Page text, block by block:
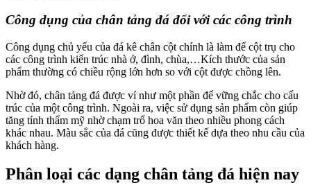
Công dụng của chân tảng đá đối với các công trình
Công dụng chủ yếu của đá kê chân cột chính là làm đế cột trụ cho
các công trình kiến trúc nhà ở, đình, chùa,…Kích thước của sản
phẩm thường có chiều rộng lớn hơn so với cột được chồng lên.
Nhờ đó, chân tảng đá được ví như một phần đế vững chắc cho cấu
trúc của một công trình. Ngoài ra, việc sử dụng sản phẩm còn giúp
tăng tính thẩm mỹ nhờ chạm trổ hoa văn theo nhiều phong cách
khác nhau. Màu sắc của đá cũng được thiết kế dựa theo nhu cầu của
khách hàng.
Phân loại các dạng chân tảng đá hiện nay